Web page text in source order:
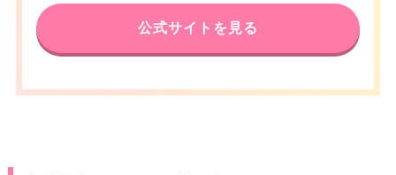
公式サイトを見る